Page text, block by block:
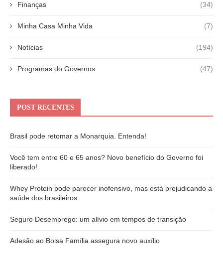
Finanças (34)
Minha Casa Minha Vida (7)
Notícias (194)
Programas do Governos (47)
POST RECENTES
Brasil pode retomar a Monarquia. Entenda!
Você tem entre 60 e 65 anos? Novo benefício do Governo foi
liberado!
Whey Protein pode parecer inofensivo, mas está prejudicando a
saúde dos brasileiros
Seguro Desemprego: um alívio em tempos de transição
Adesão ao Bolsa Família assegura novo auxílio